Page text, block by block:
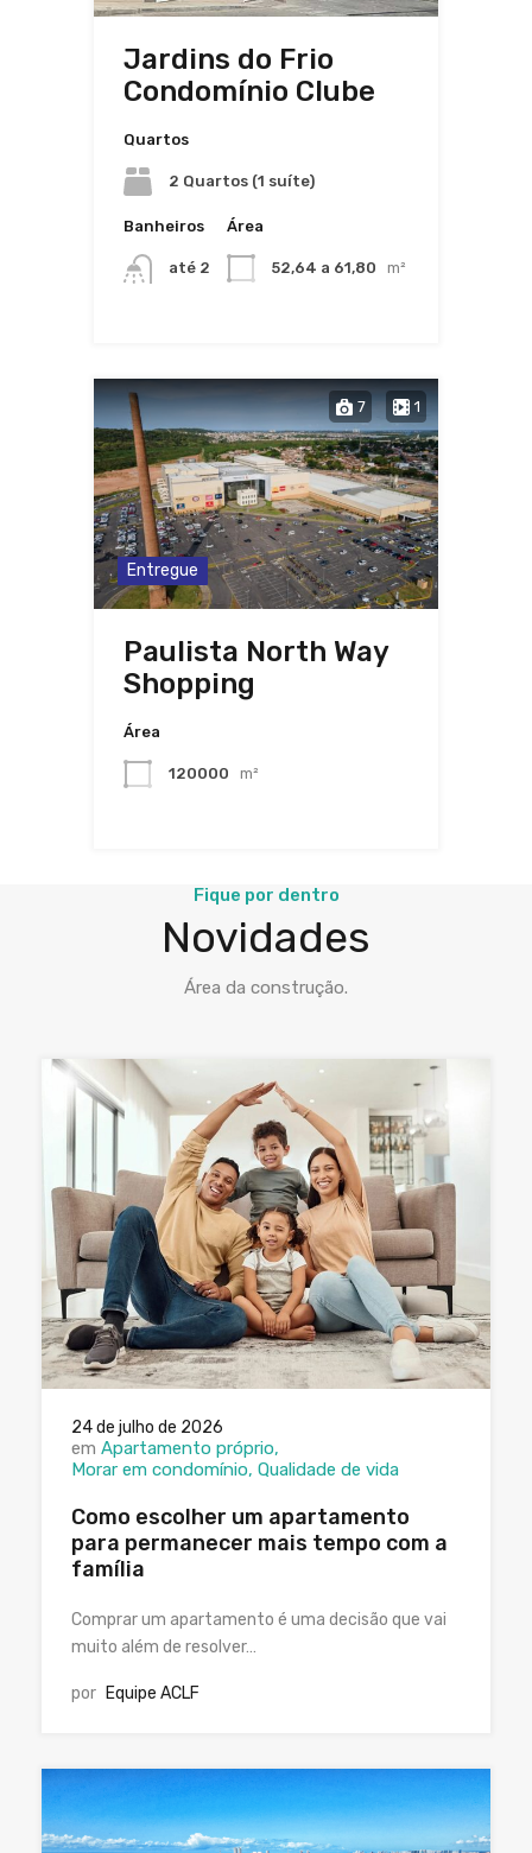
Jardins do Frio
Condomínio Clube
Quartos
2 Quartos (1 suíte)
Banheiros
até 2
Área
52,64 a 61,80 m²
7 1
Entregue
Paulista North Way
Shopping
Área
120000 m²
Fique por dentro
Novidades
Área da construção.
24 de julho de 2026
em Apartamento próprio
Morar em condomínio Qualidade de vida
Como escolher um apartamento
para permanecer mais tempo com a
família
Comprar um apartamento é uma decisão que vai
muito além de resolver…
por Equipe ACLF